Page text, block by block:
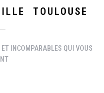
TOULOUSE
INCOMPARABLES QUI VOUS